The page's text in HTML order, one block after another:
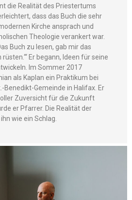
die Realität des Priestertums
dass das Buch die sehr
Kirche ansprach und
Theologie verankert war.
Buch zu lesen, gab mir das
Er begann, Ideen für seine
Im Sommer 2017
als Kaplan ein Praktikum bei
Benedikt-Gemeinde in Halifax. Er
Zuversicht für die Zukunft
er Pfarrer. Die Realität der
wie ein Schlag.